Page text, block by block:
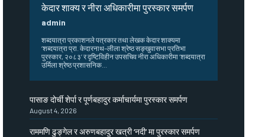
केदार शाक्य र नीरा अधिकारीमा पुरस्कार समर्पण
admin
शब्दयात्रा प्रकाशनले पत्रकार तथा लेखक केदार शाक्यमा
‘शब्दयात्रा प्रा. केदारनाथ–लीला श्रेष्ठ सङ्खुवासभा प्रतिभा
पुरस्कार, २०८३’ र दृष्टिविहीन उपसचिव नीरा अधिकारीमा ‘शब्दयात्रा
उर्मिला श्रेष्ठ प्रशासनिक...
पासाङ दोर्ची शेर्पा र पूर्णबहादुर कर्माचार्यमा पुरस्कार समर्पण
August 4, 2026
राममणि ढुङ्गेल र अरुणबहादुर खत्री ‘नदी’ मा पुरस्कार समर्पण